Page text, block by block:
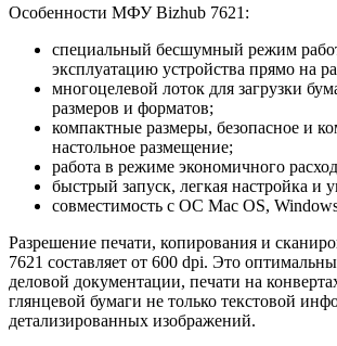
Особенности МФУ Bizhub 7621:
специальный бесшумный режим
эксплуатацию устройства прямо на
многоцелевой лоток для загрузки
размеров и форматов;
компактные размеры, безопасное и
настольное размещение;
работа в режиме экономичного
быстрый запуск, легкая настройка и
совместимость с ОС Mac OS,
Разрешение печати, копирования и
7621 составляет от 600 dpi. Это
деловой документации, печати на
глянцевой бумаги не только текстовой
детализированных изображений.